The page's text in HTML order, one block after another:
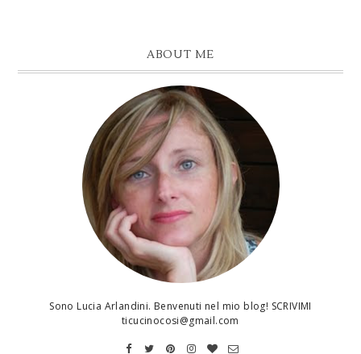
ABOUT ME
Sono Lucia Arlandini. Benvenuti nel mio blog! SCRIVIMI
ticucinocosi@gmail.com